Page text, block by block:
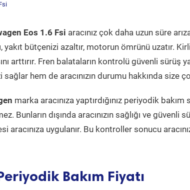
Eos 1.6 Fsi aracınız çok daha uzun süre
bütçenizi azaltır, motorun ömrünü uzatır.
arttırır. Fren balataların kontrolü güvenli sürüş
hem de aracınızın durumu hakkında size
marka aracınıza yaptırdığınız periyodik
Bunların dışında aracınızın sağlığı ve güvenli
uygulanır. Bu kontroller sonucu
Bakım Fiyatı